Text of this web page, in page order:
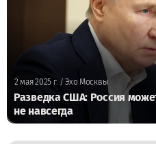
2 мая 2025 г. / Эхо Москвы
Разведка США: Россия
не навсегда